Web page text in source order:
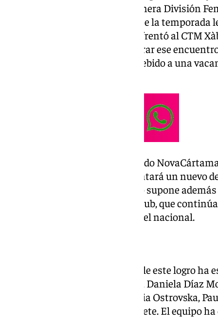
destacada temporada en la Primera División
Grupo 6. Su rendimiento durante la
fase de ascenso, en la que se enfrentó al CTM
Aunque el equipo no logró superar ese
plaza en la categoría superior debido a una
De este modo, el Fundación Sando
mayor nivel competitivo y afrontará un nuevo
próxima temporada. El ascenso supone
del proyecto impulsado por el club, que
el tenis de mesa femenino a nivel nacional.
La plantilla que ha hecho posible este logro ha
jugadoras Mara Cañete Medina, Daniela Díaz
Lucía Lázaro Fernández, Nataliia Ostrovska,
Rodríguez Amat y Eva Vega Cañete. El equipo